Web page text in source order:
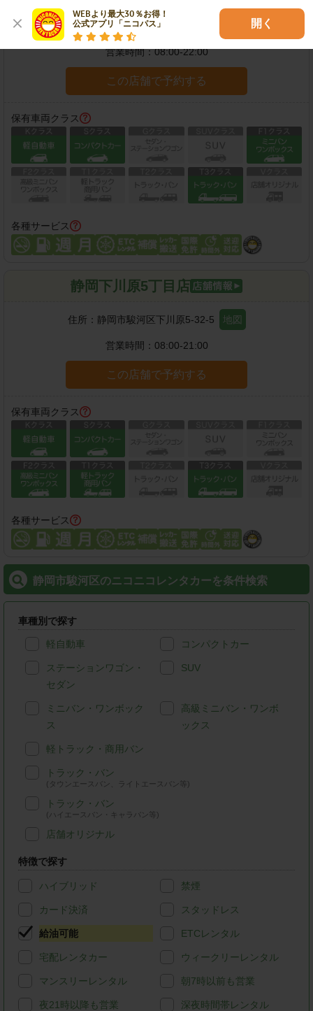
WEBより最大30％お得！
公式アプリ「ニコパス」
開く
住所：静岡市駿河区中田本町16-19
営業時間：08:00-22:00
この店舗で予約する
保有車両クラス
各種サービス
静岡下川原5丁目店
住所： 静岡市駿河区下川原5-32-5 地図
営業時間： 08:00-21:00
この店舗で予約する
保有車両クラス
各種サービス
静岡市駿河区のニコニコレンタカーを条件検索
車種別で探す
軽自動車 コンパクトカー
ステーションワゴン・
セダン
SUV
ミニバン・ワンボック
ス
高級ミニバン・ワンボ
ックス
軽トラック・商用バン
トラック・バン
(タウンエースバン、ライトエースバン等)
トラック・バン
(ハイエースバン・キャラバン等)
店舗オリジナル
特徴で探す
ハイブリッド 禁煙
カード決済 スタッドレス
給油可能 ETCレンタル
宅配レンタカー ウィークリーレンタル
マンスリーレンタル 朝7時以前も営業
夜21時以降も営業 深夜時間帯レンタル